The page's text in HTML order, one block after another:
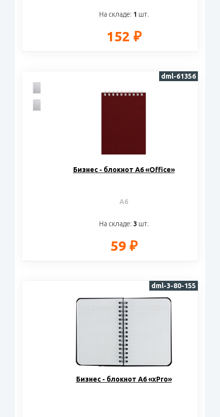
На складе: 1 шт.
152 ₽
Бизнес - блокнот А6 «Office»
A6
На складе: 3 шт.
59 ₽
dml-61356
Бизнес - блокнот А6 «xPro»
dml-3-80-155